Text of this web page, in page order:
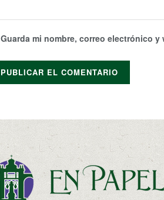
Guarda mi nombre, correo electrónico